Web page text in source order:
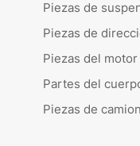
Piezas de
Piezas de
Piezas del motor
Partes del
Piezas de